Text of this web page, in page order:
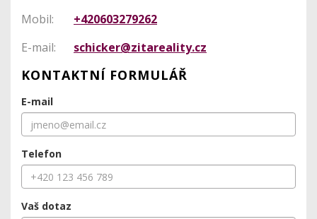
Mobil:
+420603279262
E-mail:
schicker@zitareality.cz
KONTAKTNÍ FORMULÁŘ
E-mail
Telefon
Vaš dotaz